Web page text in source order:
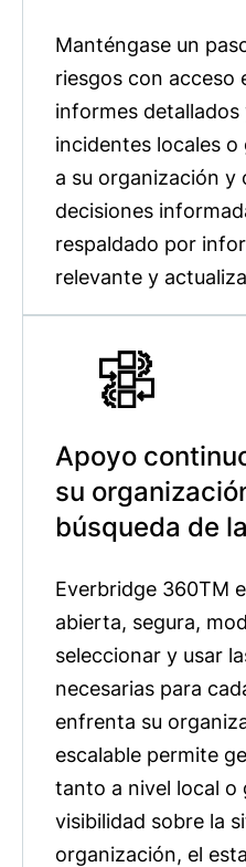
Manténgase un
riesgos con acceso
informes
incidentes locales
a su organización y
decisiones
respaldado por
relevante y
Apoyo
su
búsqueda de
Everbridge 360TM
abierta, segura,
seleccionar y usar
necesarias para
enfrenta su
escalable permite
tanto a nivel local o
visibilidad sobre la
organización, el